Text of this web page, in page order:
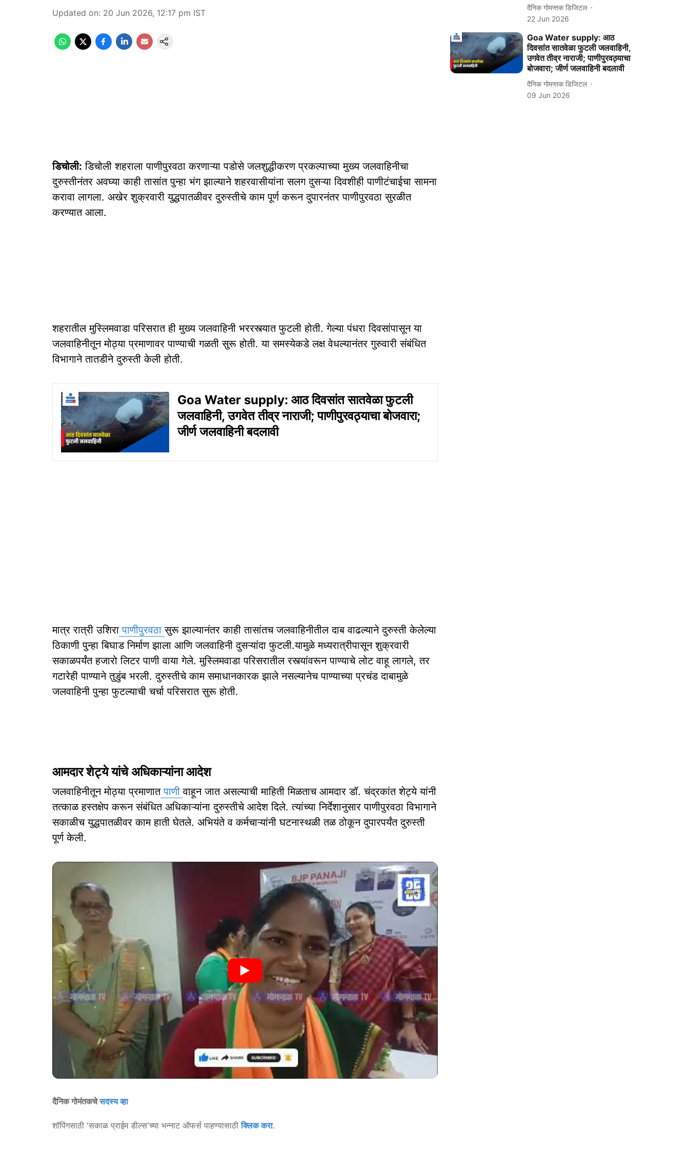
Updated on: 20 Jun 2026, 12:17 pm IST
डिचोली: डिचोली शहराला पाणीपुरवठा करणाऱ्या पडोसे जलशुद्धीकरण प्रकल्पाच्या मुख्य जलवाहिनीचा
दुरुस्तीनंतर अवघ्या काही तासांत पुन्हा भंग झाल्याने शहरवासीयांना सलग दुसऱ्या दिवशीही पाणीटंचाईचा सामना
करावा लागला. अखेर शुक्रवारी युद्धपातळीवर दुरुस्तीचे काम पूर्ण करून दुपारनंतर पाणीपुरवठा सुरळीत
करण्यात आला.
शहरातील मुस्लिमवाडा परिसरात ही मुख्य जलवाहिनी भररस्त्यात फुटली होती. गेल्या पंधरा दिवसांपासून या
जलवाहिनीतून मोठ्या प्रमाणावर पाण्याची गळती सुरू होती. या समस्येकडे लक्ष वेधल्यानंतर गुरुवारी संबंधित
विभागाने तातडीने दुरुस्ती केली होती.
Goa Water supply: आठ दिवसांत सातवेळा फुटली
जलवाहिनी, उगवेत तीव्र नाराजी; पाणीपुरवठ्याचा बोजवारा;
जीर्ण जलवाहिनी बदलावी
मात्र रात्री उशिरा पाणीपुरवठासुरू झाल्यानंतर काही तासांतच जलवाहिनीतील दाब वाढल्याने दुरुस्ती केलेल्या
ठिकाणी पुन्हा बिघाड निर्माण झाला आणि जलवाहिनी दुसऱ्यांदा फुटली.यामुळे मध्यरात्रीपासून शुक्रवारी
सकाळपर्यंत हजारो लिटर पाणी वाया गेले. मुस्लिमवाडा परिसरातील रस्त्यांवरून पाण्याचे लोट वाहू लागले, तर
गटारेही पाण्याने तुडुंब भरली. दुरुस्तीचे काम समाधानकारक झाले नसल्यानेच पाण्याच्या प्रचंड दाबामुळे
जलवाहिनी पुन्हा फुटल्याची चर्चा परिसरात सुरू होती.
आमदार शेट्ये यांचे अधिकाऱ्यांना आदेश
जलवाहिनीतून मोठ्या प्रमाणातपाणीवाहून जात असल्याची माहिती मिळताच आमदार डॉ. चंद्रकांत शेट्ये यांनी
तत्काळ हस्तक्षेप करून संबंधित अधिकाऱ्यांना दुरुस्तीचे आदेश दिले. त्यांच्या निर्देशानुसार पाणीपुरवठा विभागाने
सकाळीच युद्धपातळीवर काम हाती घेतले. अभियंते व कर्मचाऱ्यांनी घटनास्थळी तळ ठोकून दुपारपर्यंत दुरुस्ती
पूर्ण केली.
दैनिक गोमंतकचेसदस्य व्हा
शॉपिंगसाठी 'सकाळ प्राईम डील्स'च्या भन्नाट ऑफर्स पाहण्यासाठीक्लिक करा.
दैनिक गोमन्तक डिजिटल
22 Jun 2026
Goa Water supply: आठ
दिवसांत सातवेळा फुटली जलवाहिनी,
उगवेत तीव्र नाराजी; पाणीपुरवठ्याचा
बोजवारा; जीर्ण जलवाहिनी बदलावी
दैनिक गोमन्तक डिजिटल
09 Jun 2026